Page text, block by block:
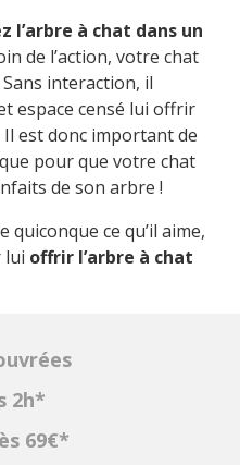
l’arbre à chat dans un
de l’action, votre chat
interaction, il
espace censé lui offrir
est donc important de
pour que votre chat
de son arbre !
quiconque ce qu’il aime,
lui offrir l’arbre à chat
2h*
69€*